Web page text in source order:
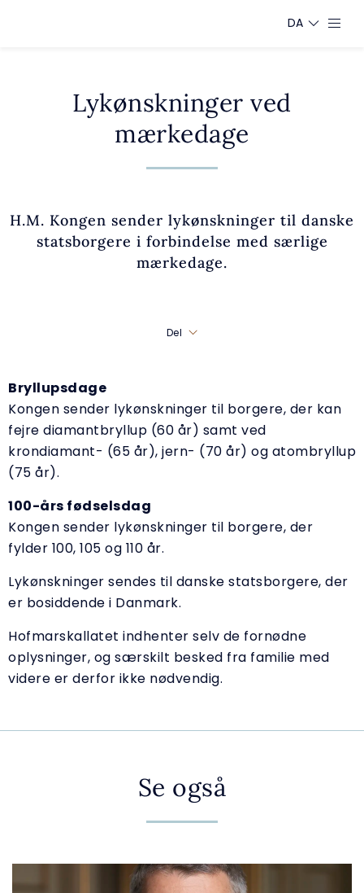
DA
Lykønskninger ved
mærkedage
H.M. Kongen sender lykønskninger til danske
statsborgere i forbindelse med særlige
mærkedage.
Del
Bryllupsdage
Kongen sender lykønskninger til borgere, der kan
fejre diamantbryllup (60 år) samt ved
krondiamant- (65 år), jern- (70 år) og atombryllup
(75 år).
100-års fødselsdag
Kongen sender lykønskninger til borgere, der
fylder 100, 105 og 110 år.
Lykønskninger sendes til danske statsborgere, der
er bosiddende i Danmark.
Hofmarskallatet indhenter selv de fornødne
oplysninger, og særskilt besked fra familie med
videre er derfor ikke nødvendig.
Se også